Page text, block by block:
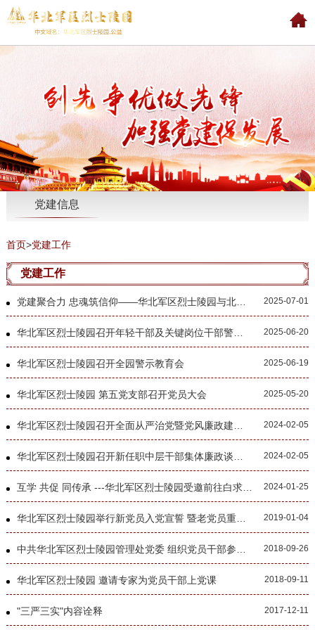
党建信息
首页>党建工作
党建工作
党建聚合力 忠魂筑信仰——华北军区烈士陵园与北京铁路公安局石家庄公安处举行党建共建签约揭牌仪式暨主题党日活动 2025-07-01
华北军区烈士陵园召开年轻干部及关键岗位干部警示教育会 2025-06-20
华北军区烈士陵园召开全园警示教育会 2025-06-19
华北军区烈士陵园 第五党支部召开党员大会 2025-05-20
华北军区烈士陵园召开全面从严治党暨党风廉政建设工作会议 2024-02-05
华北军区烈士陵园召开新任职中层干部集体廉政谈话会议 2024-02-05
互学 共促 同传承 ---华北军区烈士陵园受邀前往白求恩国际和平医院开展讲解培训活动 2024-01-25
华北军区烈士陵园举行新党员入党宣誓 暨老党员重温入党誓词活动 2019-01-04
中共华北军区烈士陵园管理处党委 组织党员干部参观周恩来邓颖超纪念馆 2018-09-26
华北军区烈士陵园 邀请专家为党员干部上党课 2018-09-11
"三严三实"内容诠释 2017-12-11